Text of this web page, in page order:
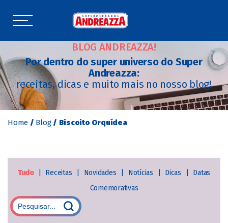
BLOG ANDREAZZA!
Por dentro do super universo do Super
Andreazza:
receitas, dicas e muito mais no nosso blog!
Home / Blog / Biscoito Orquídea
Tudo Receitas Novidades Notícias Dicas
Datas
Comemorativas